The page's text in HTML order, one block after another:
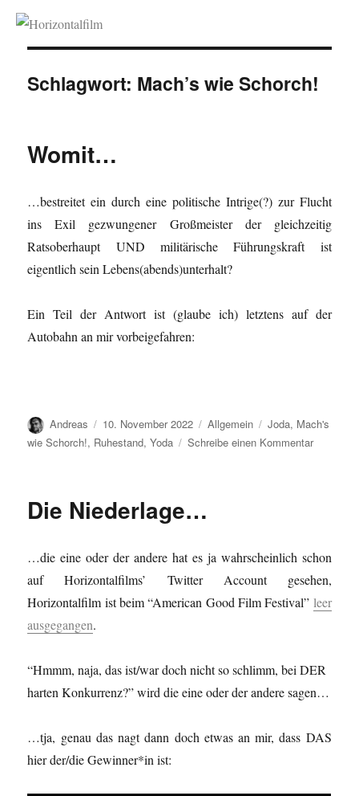
Horizontalfilm
Schlagwort: Mach’s wie Schorch!
Womit…
…bestreitet ein durch eine politische Intrige(?) zur Flucht
ins Exil gezwungener Großmeister der gleichzeitig
Ratsoberhaupt UND militärische Führungskraft ist
eigentlich sein Lebens(abends)unterhalt?
Ein Teil der Antwort ist (glaube ich) letztens auf der
Autobahn an mir vorbeigefahren:
Autor
Andreas
Veröffentlicht
am
10. November 2022 Kategorien
Allgemein Schlagwörter
Joda, Mach's
wie Schorch!, Ruhestand,Yoda Schreibe einen Kommentarzu
Die Niederlage…
…die eine oder der andere hat es ja wahrscheinlich schon
auf Horizontalfilms’ Twitter Account gesehen,
Horizontalfilm ist beim “American Good Film Festival” leer
ausgegangen.
“Hmmm, naja, das ist/war doch nicht so schlimm, bei DER
harten Konkurrenz?” wird die eine oder der andere sagen…
…tja, genau das nagt dann doch etwas an mir, dass DAS
hier der/die Gewinner*in ist: